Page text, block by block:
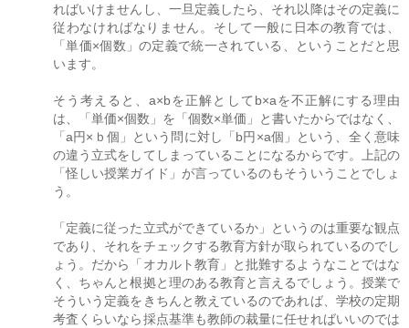
ればいけませんし、一旦定義したら、それ以降はその定義に
従わなければなりません。そして一般に日本の教育では、
「単価×個数」の定義で統一されている、ということだと思
います。
そう考えると、a×bを正解としてb×aを不正解にする理由
は、「単価×個数」を「個数×単価」と書いたからではなく、
「a円×ｂ個」という問に対し「b円×a個」という、全く意味
の違う立式をしてしまっていることになるからです。上記の
「怪しい授業ガイド」が言っているのもそういうことでしょ
う。
「定義に従った立式ができているか」というのは重要な観点
であり、それをチェックする教育方針が取られているのでし
ょう。だから「オカルト教育」と批難するようなことではな
く、ちゃんと根拠と理のある教育と言えるでしょう。授業で
そういう定義をきちんと教えているのであれば、学校の定期
考査くらいなら採点基準も教師の裁量に任せればいいのでは